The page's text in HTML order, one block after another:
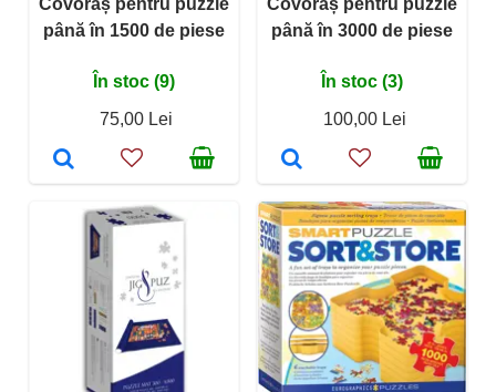
Covoraș pentru puzzle
până în 1500 de piese
În stoc (9)
75,00 Lei
Covoraș pentru puzzle
până în 3000 de piese
În stoc (3)
100,00 Lei